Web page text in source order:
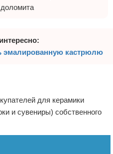
эмалированную кастрюлю
для керамики
и сувениры) собственного